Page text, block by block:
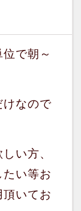
で朝～
なので
い方、
い等お
いてお